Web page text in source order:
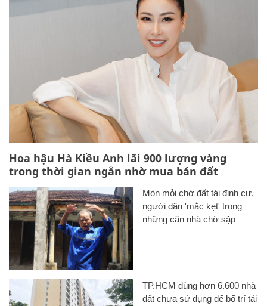
Hoa hậu Hà Kiều Anh lãi 900 lượng vàng
trong thời gian ngắn nhờ mua bán đất
Mòn mỏi chờ đất tái định cư,
người dân 'mắc kẹt' trong
những căn nhà chờ sập
TP.HCM dùng hơn 6.600 nhà
đất chưa sử dụng để bố trí tái